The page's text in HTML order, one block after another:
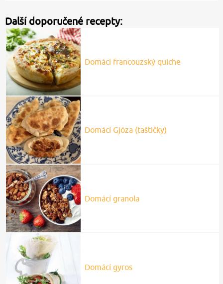
Další doporučené recepty:
Domácí francouzský quiche
Domácí Gjóza (taštičky)
Domácí granola
Domácí gyros